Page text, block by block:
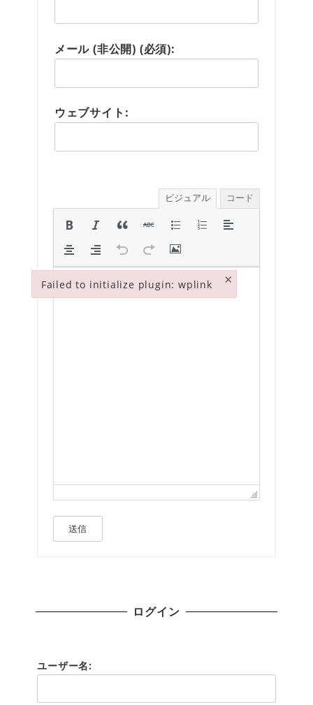
メール (非公開) (必須):
ウェブサイト:
ビジュアル コード
送信
ログイン
ユーザー名:
Failed to initialize plugin: wplink ×
Failed to initialize plugin: wplink